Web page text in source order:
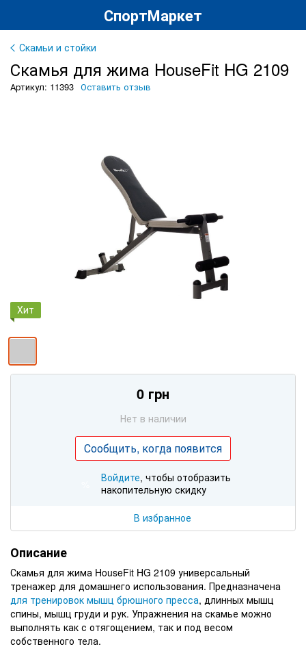
СпортМаркет
Скамьи и стойки
Скамья для жима HouseFit HG 2109
Артикул: 11393 Оставить отзыв
Хит
0 грн
Нет в наличии
Сообщить, когда появится
Войдите, чтобы отобразить
накопительную скидку
В избранное
Описание
Скамья для жима HouseFit HG 2109 универсальный
тренажер для домашнего использования. Предназначена
для тренировок мышц брюшного пресса, длинных мышц
спины, мышц груди и рук. Упражнения на скамье можно
выполнять как с отягощением, так и под весом
собственного тела.